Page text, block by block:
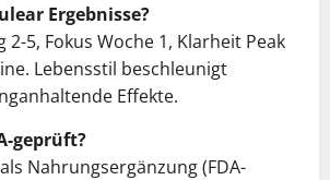
Ergebnisse?
2-5, Fokus Woche 1, Klarheit Peak
Lebensstil beschleunigt
Effekte.
geprüft?
Nahrungsergänzung (FDA-